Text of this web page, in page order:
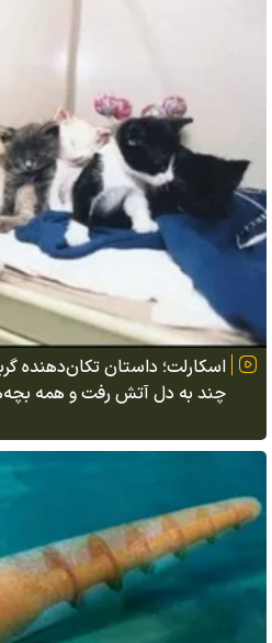
اسکارلت؛ داستان تکان‌دهنده
چند به دل آتش رفت و همه